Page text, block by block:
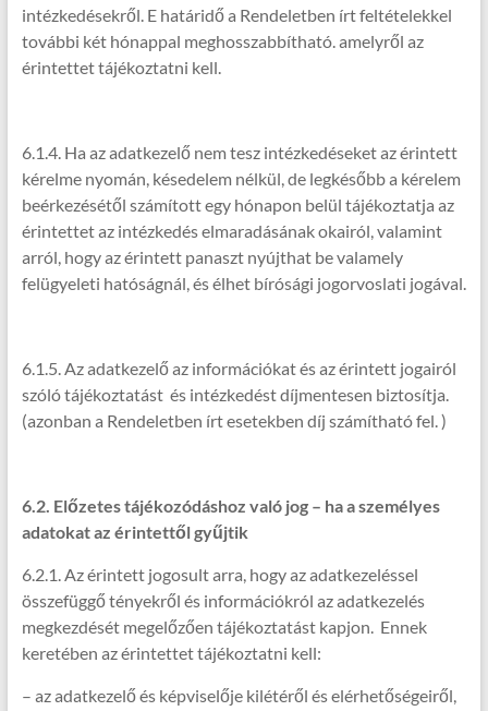
intézkedésekről. E határidő a Rendeletben írt feltételekkel
további két hónappal meghosszabbítható. amelyről az
érintettet tájékoztatni kell.
6.1.4. Ha az adatkezelő nem tesz intézkedéseket az érintett
kérelme nyomán, késedelem nélkül, de legkésőbb a kérelem
beérkezésétől számított egy hónapon belül tájékoztatja az
érintettet az intézkedés elmaradásának okairól, valamint
arról, hogy az érintett panaszt nyújthat be valamely
felügyeleti hatóságnál, és élhet bírósági jogorvoslati jogával.
6.1.5. Az adatkezelő az információkat és az érintett jogairól
szóló tájékoztatást és intézkedést díjmentesen biztosítja.
(azonban a Rendeletben írt esetekben díj számítható fel. )
6.2. Előzetes tájékozódáshoz való jog – ha a személyes
adatokat az érintettől gyűjtik
6.2.1. Az érintett jogosult arra, hogy az adatkezeléssel
összefüggő tényekről és információkról az adatkezelés
megkezdését megelőzően tájékoztatást kapjon. Ennek
keretében az érintettet tájékoztatni kell:
– az adatkezelő és képviselője kilétéről és elérhetőségeiről,